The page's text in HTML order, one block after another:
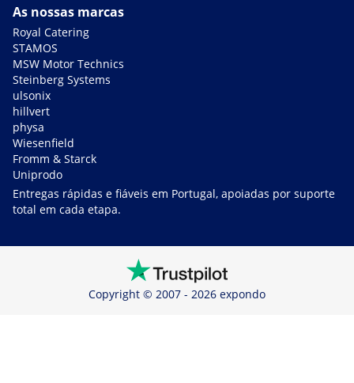
As nossas marcas
Royal Catering
STAMOS
MSW Motor Technics
Steinberg Systems
ulsonix
hillvert
physa
Wiesenfield
Fromm & Starck
Uniprodo
Entregas rápidas e fiáveis em Portugal, apoiadas por suporte
total em cada etapa.
Copyright © 2007 - 2026 expondo